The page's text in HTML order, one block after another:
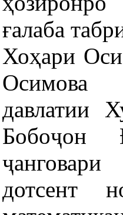
ғалаба
Хоҳари
Осимова
давлатии
Бобоҷон
дотсент